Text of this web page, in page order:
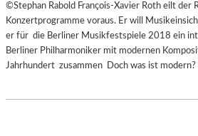
©Stephan Rabold François-Xavier Roth eilt der
Konzertprogramme voraus. Er will
er für die Berliner Musikfestspiele 2018 ein
Berliner Philharmoniker mit modernen
Jahrhundert zusammen Doch was ist modern?